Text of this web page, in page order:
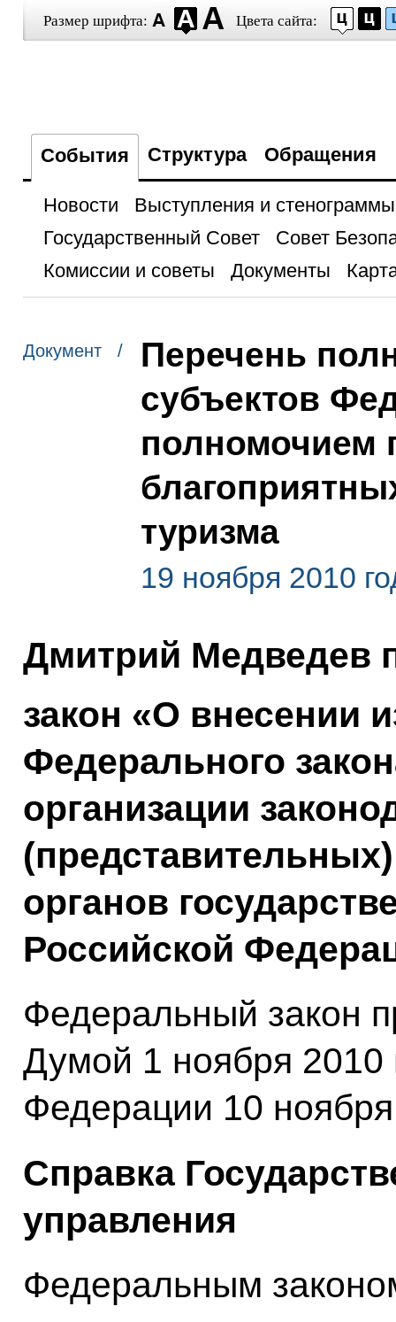
Размер шрифта: Цвета сайта:
События Структура Обращения
Новости
Выступления и стенограммы
Государственный Совет
Совет
Комиссии и советы
Документы
Документ /
Перечень
субъектов
полномочием
туризма
19 ноября 2010
Дмитрий Медведев
закон «О внесении
Федерального
организации
органов
Российской
Федеральный закон
Думой 1 ноября 2010
Федерации 10
Справка
управления
Федеральным